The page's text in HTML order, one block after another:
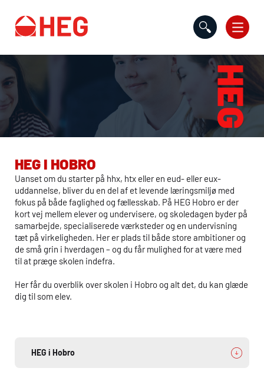
HEG I HOBRO
Uanset om du starter på hhx, htx eller en eud- ellereux-
uddannelse, bliver du en del af et levende læringsmiljø med
fokus på både faglighed og fællesskab. På HEG Hobro er der
kort vej mellem elever og undervisere, og skoledagen byder på
samarbejde, specialiserede værksteder og en undervisning
tæt på virkeligheden. Her er plads til både store ambitioner og
de små grin i hverdagen – og du får mulighed for at være med
til at præge skolen indefra.
Her får du overblik over skolen i Hobro og alt det, du kan glæde
dig til som elev.